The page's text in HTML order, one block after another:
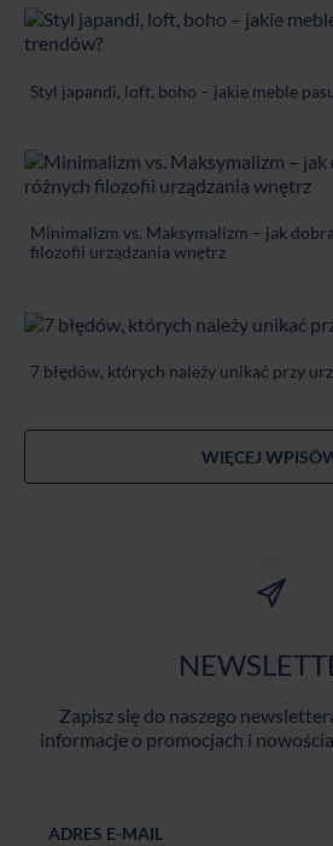
Styl japandi, loft, boho – jakie meble
Minimalizm vs. Maksymalizm – jak
filozofii urządzania wnętrz
7 błędów, których należy unikać przy
WIĘCEJ
Zapisz się do naszego
informacje o promocjach i
ADRES E-MAIL